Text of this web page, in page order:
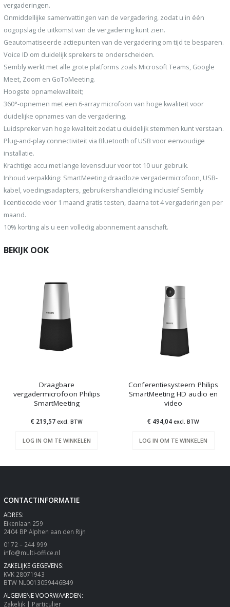
vergaderingen.
Onmiddellijke samenvattingen van de vergadering, zodat u in één
oogopslag de uitkomst van de vergadering kunt zien.
Geautomatiseerde actiepunten van de vergadering om tijd te besparen.
Voice ID om duidelijk sprekers te onderscheiden.
Sembly werkt met alle grote platforms zoals Microsoft Teams, Google
Meet, Zoom en GoToMeeting.
Hoogste opnamekwaliteit;
360°-opnemen met een 6-array microfoon van hoge kwaliteit voor
duidelijke opnames van de vergadering.
Luidspreker van hoge kwaliteit zodat u duidelijk stemmen kunt verstaan.
Plug-and-play connectiviteit via Bluetooth of USB voor eenvoudige
installatie.
Krachtige accu met lange levensduur voor tot 10 uur gebruik.
Inhoud verpakking: SmartMeeting draadloze vergadermicrofoon, USB-
kabel, voedingsadapters, gebruikershandleiding inclusief Sembly
licentiecode voor 1 maand gratis testen, daarna tot 4 vergaderingen per
maand.
10% korting als u een volledig abonnement aanschaft.
BEKIJK OOK
Draagbare
vergadermicrofoon Philips
SmartMeeting
€ 219,57 excl. BTW
LOG IN OM TE WINKELEN
Conferentiesysteem Philips
SmartMeeting HD audio en
video
€ 494,04excl. BTW
LOG IN OM TE WINKELEN
CONTACTINFORMATIE
ADRES:
Eikenlaan 259
2404 BP Alphen aan den Rijn
0172 – 244 999
info@multi-office.nl
ZAKELIJKE GEGEVENS:
KVK 28071943
BTW NL0013059446B49
ALGEMENE VOORWAARDEN:
Zakelijk| Particulier